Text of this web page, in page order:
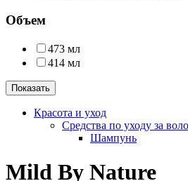
Объем
473 мл
414 мл
Показать
Красота и уход
Средства по уходу за
Шампунь
Mild By Nature